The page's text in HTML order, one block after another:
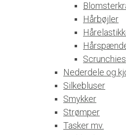
Hårbøjler
Scrunchies
Nederdele og
Silkebluser
Smykker
Strømper
Tasker mv.